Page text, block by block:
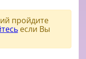
пройдите
если Вы